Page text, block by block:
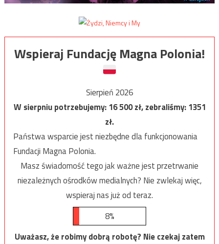
Wspieraj Fundację Magna Polonia!
Sierpień 2026
W sierpniu potrzebujemy:16 500zł, zebraliśmy:1351
zł.
Państwa wsparcie jest niezbędne dla funkcjonowania
Fundacji Magna Polonia.
Masz świadomość tego jak ważne jest przetrwanie
niezależnych ośrodków medialnych? Nie zwlekaj więc,
wspieraj nas już od teraz.
8%
Uważasz, że robimy dobrą robotę? Nie czekaj zatem